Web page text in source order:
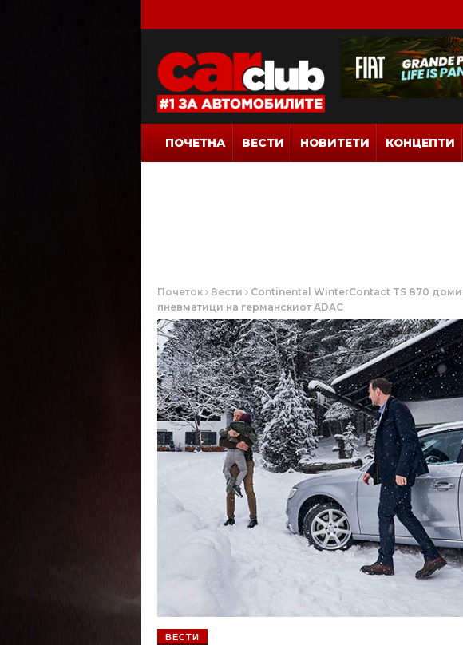
ПОЧЕТНА ВЕСТИ НОВИТЕТИ КОНЦЕПТИ
Почеток Вести
Continental WinterContact TS 870
пневматици на германскиот ADAC
ВЕСТИ